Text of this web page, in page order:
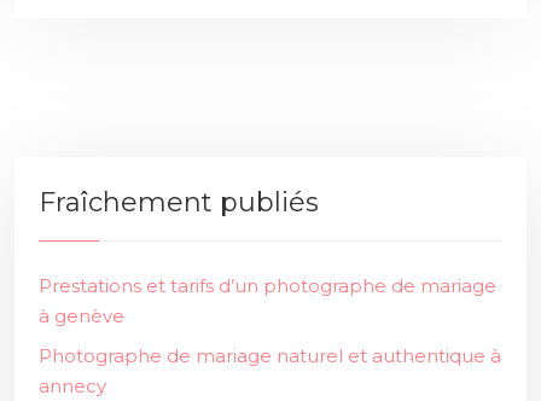
Fraîchement publiés
Prestations et tarifs d’un photographe de mariage
à genève
Photographe de mariage naturel et authentique à
annecy